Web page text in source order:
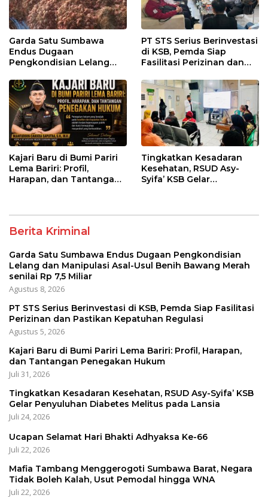
Garda Satu Sumbawa
Endus Dugaan
Pengkondisian Lelang
Benih Bawang Merah
senilai Rp 7,5 Miliar
PT STS Serius Berinvestasi
di KSB, Pemda Siap
Fasilitasi Perizinan dan
Regulasi
Kajari Baru di Bumi Pariri
Lema Bariri: Profil,
Harapan, dan Tantangan
Tingkatkan Kesadaran
Kesehatan, RSUD Asy-
Syifa’ KSB Gelar
Berita Kriminal
Garda Satu Sumbawa Endus Dugaan Pengkondisian
Lelang dan Manipulasi Asal-Usul Benih Bawang Merah
senilai Rp 7,5 Miliar
Agustus 8, 2026
PT STS Serius Berinvestasi di KSB, Pemda Siap Fasilitasi
Perizinan dan Pastikan Kepatuhan Regulasi
Agustus 5, 2026
Kajari Baru di Bumi Pariri Lema Bariri: Profil, Harapan,
dan Tantangan Penegakan Hukum
Juli 31, 2026
Tingkatkan Kesadaran Kesehatan, RSUD Asy-Syifa’ KSB
Gelar Penyuluhan Diabetes Melitus pada Lansia
Juli 24, 2026
Ucapan Selamat Hari Bhakti Adhyaksa Ke-66
Juli 22, 2026
Mafia Tambang Menggerogoti Sumbawa Barat, Negara
Tidak Boleh Kalah, Usut Pemodal hingga WNA
Juli 22, 2026